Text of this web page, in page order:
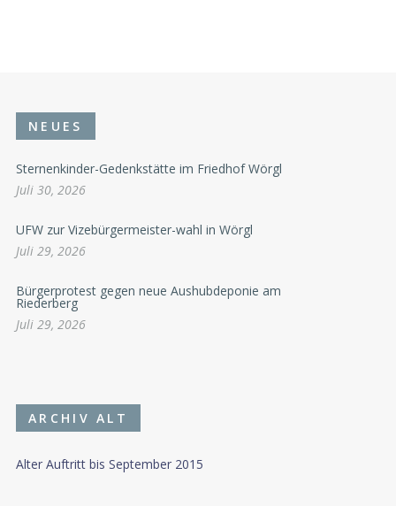
NEUES
Sternenkinder-Gedenkstätte im Friedhof Wörgl
Juli 30, 2026
UFW zur Vizebürgermeister-wahl in Wörgl
Juli 29, 2026
Bürgerprotest gegen neue Aushubdeponie am
Riederberg
Juli 29, 2026
ARCHIV ALT
Alter Auftritt bis September 2015